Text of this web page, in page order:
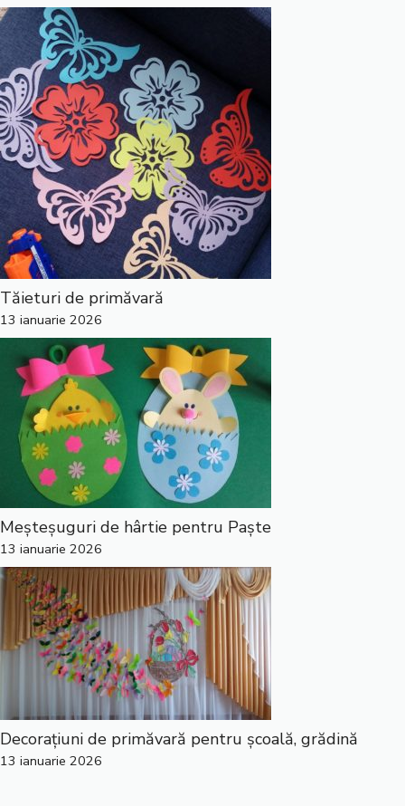
Tăieturi de primăvară
13 ianuarie 2026
Meșteșuguri de hârtie pentru Paște
13 ianuarie 2026
Decorațiuni de primăvară pentru școală, grădină
13 ianuarie 2026